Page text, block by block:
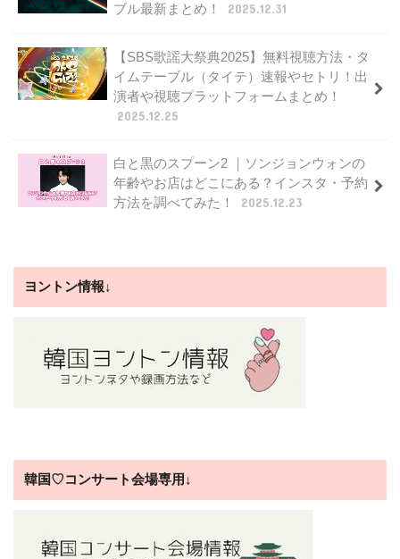
ブル最新まとめ！
2025.12.31
【SBS歌謡大祭典2025】無料視聴方法・タ
イムテーブル（タイテ）速報やセトリ！出
演者や視聴プラットフォームまとめ！
2025.12.25
白と黒のスプーン2 ｜ソンジョンウォンの
年齢やお店はどこにある？インスタ・予約
方法を調べてみた！
2025.12.23
ヨントン情報↓
韓国♡コンサート会場専用↓